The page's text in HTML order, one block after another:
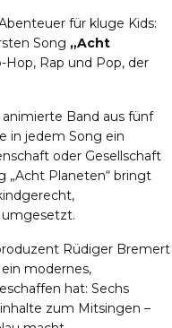
für kluge Kids:
Song „Acht
Hop, Rap und Pop, der
Band aus fünf
in jedem Song ein
oder Gesellschaft
„Acht Planeten“ bringt
umgesetzt.
Rüdiger Bremert
modernes,
hat: Sechs
zum Mitsingen –